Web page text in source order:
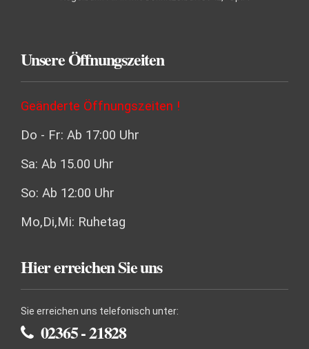
Unsere Öffnungszeiten
Geänderte Öffnungszeiten !
Do - Fr: Ab 17:00 Uhr
Sa: Ab 15.00 Uhr
So: Ab 12:00 Uhr
Mo,Di,Mi: Ruhetag
Hier erreichen Sie uns
Sie erreichen uns telefonisch unter:
02365 - 21828